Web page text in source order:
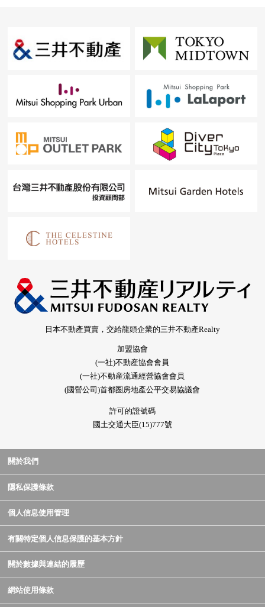
日本不動產買賣，交給龍頭企業的三井不動產Realty
加盟協會
(一社)不動産協會會員
(一社)不動産流通經營協會會員
(國營公司)首都圈房地產公平交易協議會
許可的證號碼
國土交通大臣(15)777號
關於我們
隱私保護條款
個人信息使用管理
有關特定個人信息保護的基本方針
關於數據與連結的履歷
網站使用條款